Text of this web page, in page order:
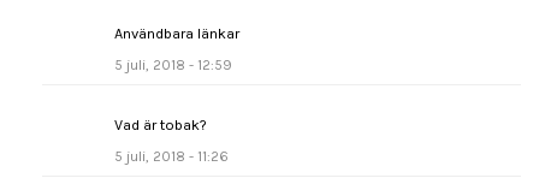
Användbara länkar
5 juli, 2018 - 12:59
Vad är tobak?
5 juli, 2018 - 11:26